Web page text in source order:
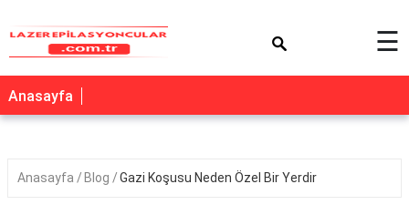
☰
Anasayfa
Anasayfa Blog Gazi Koşusu Neden Özel Bir Yerdir